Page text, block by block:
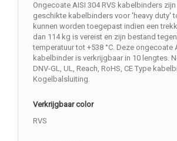
Ongecoate AISI 304 RVS kabelbinders
geschikte kabelbinders voor 'heavy duty'
kunnen worden toegepast indien een
dan 114 kg is vereist en zijn bestand
temperatuur tot +538 °C. Deze ongecoate
kabelbinder is verkrijgbaar in 10 lengtes.
DNV-GL, UL, Reach, RoHS, CE Type
Kogelbalsluiting.
Verkrijgbaar color
RVS